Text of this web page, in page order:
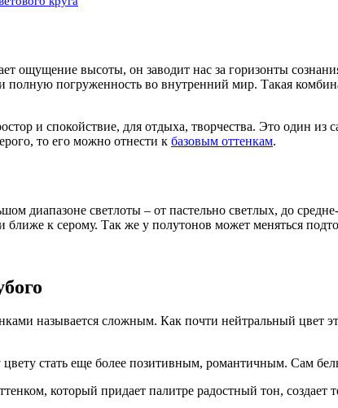
ощущение высоты, он заводит нас за горизонты
и полную погруженность во внутренний мир. Такая
и спокойствие, для отдыха, творчества. Это один
то его можно отнести к базовым оттенкам.
диапазоне светлоты – от пастельно светлых, до
ближе к серому. Так же у полутонов может меняться
называется сложным. Как почти нейтральный
цвету стать еще более позитивным, романтичным. Сам
который придает палитре радостный тон, создает